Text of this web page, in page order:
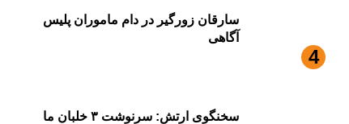
سارقان زورگیر در دام ماموران پلیس
آگاهی
سخنگوی ارتش: سرنوشت ۳ خلبان ما